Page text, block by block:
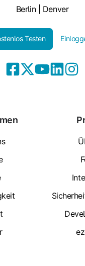
Berlin | Denver
Testen